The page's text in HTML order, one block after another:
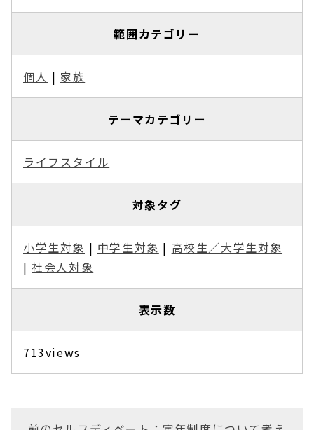
範囲カテゴリー
個人 |家族
テーマカテゴリー
ライフスタイル
対象タグ
小学生対象 | 中学生対象 | 高校生／大学生対象
|社会人対象
表示数
713views